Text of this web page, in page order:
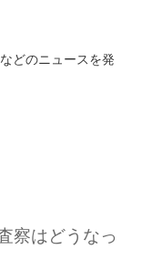
どのニュースを発
察はどうなっ